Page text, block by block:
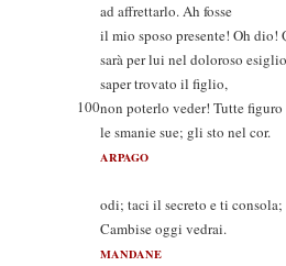
ad affrettarlo. Ah fosse
il mio sposo presente! Oh dio!
sarà per lui nel doloroso esiglio
saper trovato il figlio,
100non poterlo veder! Tutte figuro
le smanie sue; gli sto nel cor.
ARPAGO
odi; taci il secreto e ti consola;
Cambise oggi vedrai.
MANDANE